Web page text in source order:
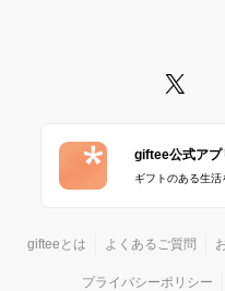
giftee公式アプ
ギフトのある生活
gifteeとは よくあるご質問
プライバシーポリシー